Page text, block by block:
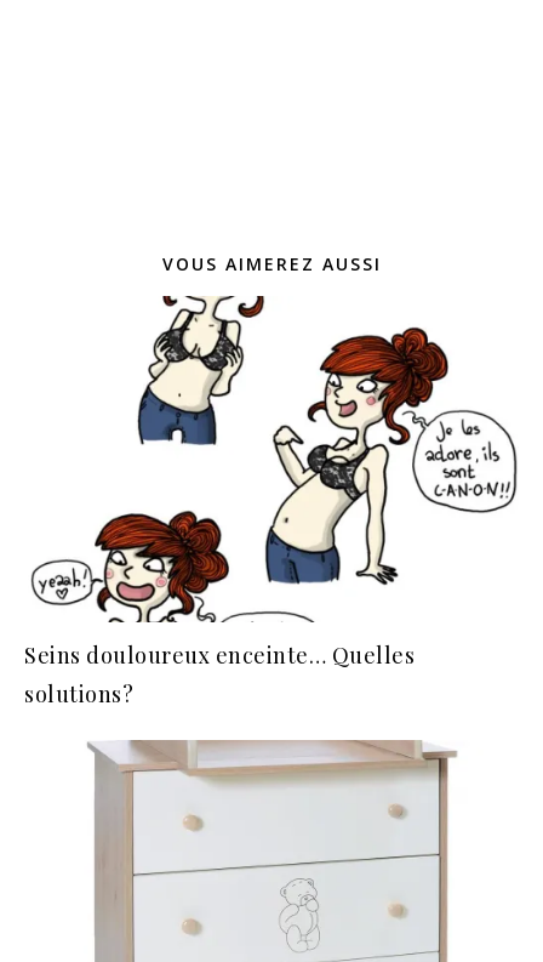
VOUS AIMEREZ AUSSI
Seins douloureux enceinte… Quelles
solutions?